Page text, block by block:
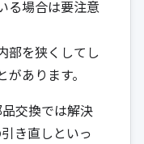
る場合は要注意
部を狭くしてし
あります。
交換では解決
き直しといっ